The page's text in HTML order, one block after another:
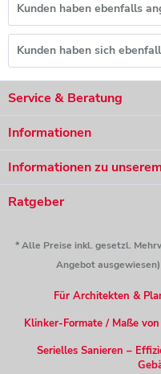
Kunden haben ebenfalls
Kunden haben sich
Service & Beratung
Informationen
Informationen zu
Ratgeber
* Alle Preise inkl. gesetzl.
Angebot
Für Architekten &
Klinker-Formate / Maße
Serielles Sanieren –